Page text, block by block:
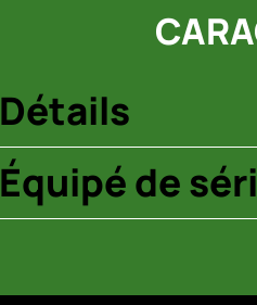
Détails
Équipé de